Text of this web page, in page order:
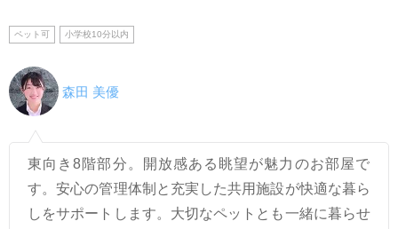
ペット可 小学校10分以内
森田 美優
東向き8階部分。開放感ある眺望が魅力のお部屋で
す。安心の管理体制と充実した共用施設が快適な暮ら
しをサポートします。大切なペットとも一緒に暮らせ